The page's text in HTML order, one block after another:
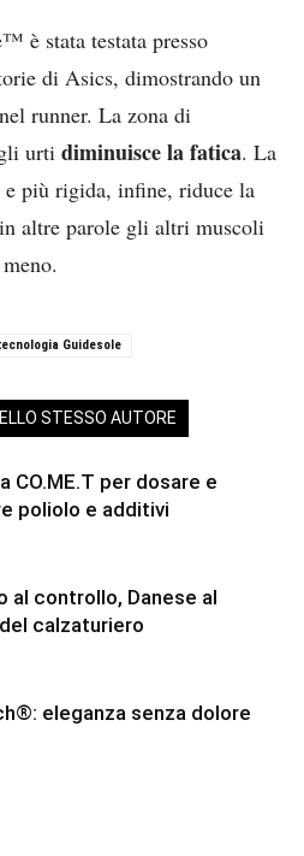
è stata testata presso
di Asics, dimostrando un
runner. La zona di
urti diminuisce la fatica. La
più rigida, infine, riduce la
altre parole gli altri muscoli
Guidesole
STESSO AUTORE
CO.ME.T per dosare e
poliolo e additivi
al controllo, Danese al
calzaturiero
eleganza senza dolore